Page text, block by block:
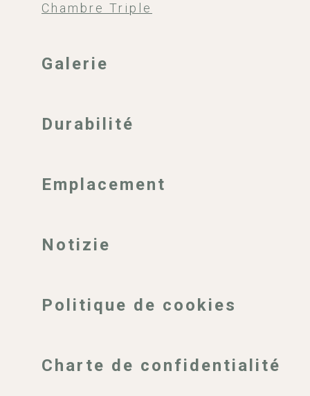
Chambre Triple
Galerie
Durabilité
Emplacement
Notizie
Politique de cookies
Charte de confidentialité